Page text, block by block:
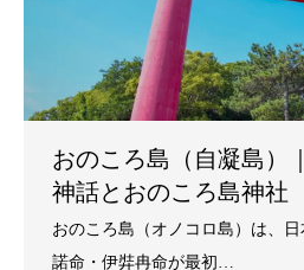
おのころ島（自凝島）
神話とおのころ島神社